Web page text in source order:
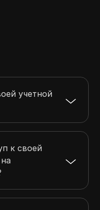
учетной
к своей